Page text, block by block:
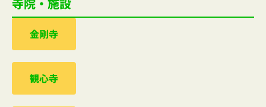
金剛寺
観心寺